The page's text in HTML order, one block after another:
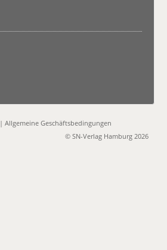
|Allgemeine Geschäftsbedingungen
© SN-Verlag Hamburg 2026